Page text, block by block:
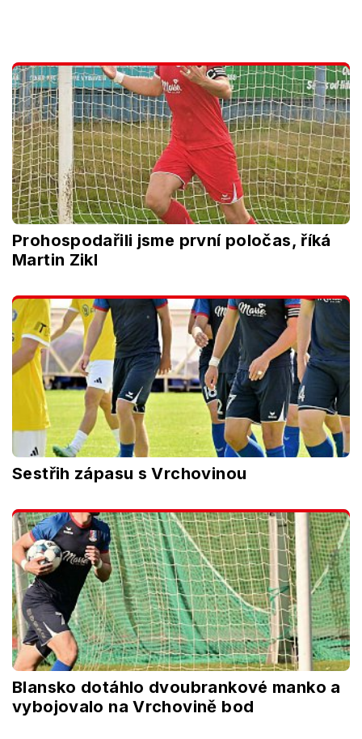
Prohospodařili jsme první poločas, říká
Martin Zikl
Sestřih zápasu s Vrchovinou
Blansko dotáhlo dvoubrankové manko a
vybojovalo na Vrchovině bod